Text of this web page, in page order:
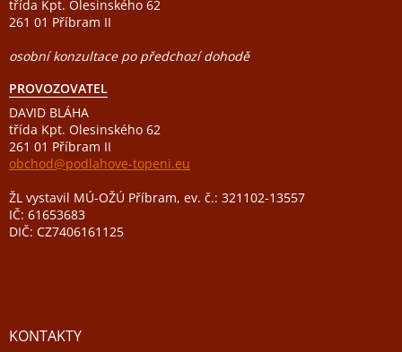
třída Kpt. Olesinského 62
261 01 Příbram II
osobní konzultace po předchozí dohodě
PROVOZOVATEL
DAVID BLÁHA
třída Kpt. Olesinského 62
261 01 Příbram II
obchod@podlahove-topeni.eu
ŽL vystavil MÚ-OŽÚ Příbram, ev. č.: 321102-13557
IČ: 61653683
DIČ: CZ7406161125
KONTAKTY